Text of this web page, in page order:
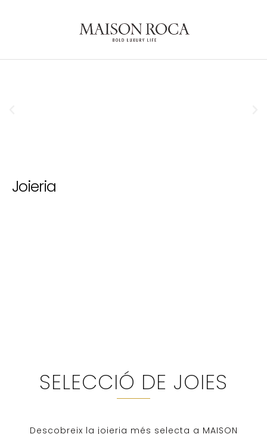
Joieria
SELECCIÓ DE JOIES
Descobreix la joieria més selecta a MAISON